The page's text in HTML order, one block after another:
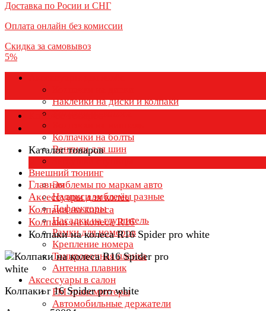
Доставка по Росии и СНГ
Оплата онлайн без комиссии
Скидка за самовывоз
5%
Наклейки на диски и колпаки
Колпаки на колеса
Колпачки на болты
Вентили для шин
Внешний тюнинг
Эмблемы по маркам авто
Надписи эмблемы разные
Дефлекторы
Насадки на глушитель
Рамки для номеров
Крепление номера
Тонировочная пленка
Антенна плавник
Аксессуары в салон
FM трансмиттеры
Автомобильные держатели
Каталог товаров
Каталог товаров
Главная
Аксессуары для колёс
Колпаки на колеса
Колпаки на колеса R16
Колпаки на колеса R16 Spider pro white
Колпаки r 16 Spider pro white